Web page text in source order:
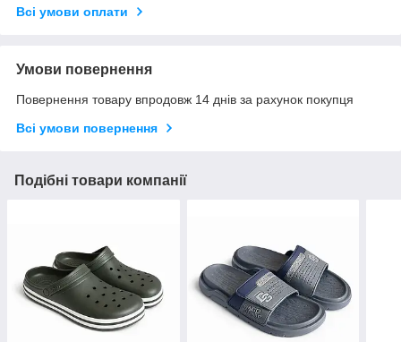
Всі умови оплати
Умови повернення
Повернення товару впродовж 14 днів за рахунок покупця
Всі умови повернення
Подібні товари компанії